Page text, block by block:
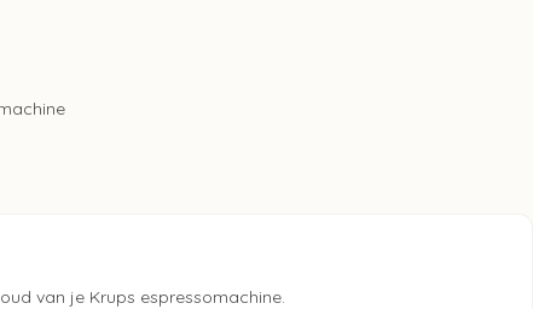
van je Krups espressomachine.